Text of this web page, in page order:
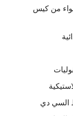
من كيس
السي دي